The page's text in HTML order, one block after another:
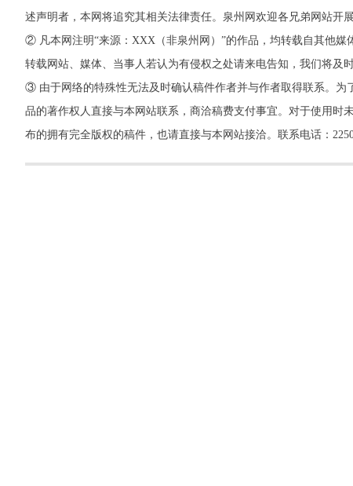
述声明者，本网将追究其相关法律责任。泉州网欢迎各兄弟网站开展
② 凡本网注明“来源：XXX（非泉州网）”的作品，均转载自其他
转载网站、媒体、当事人若认为有侵权之处请来电告知，我们将及时
③ 由于网络的特殊性无法及时确认稿件作者并与作者取得联系。
品的著作权人直接与本网站联系，商洽稿费支付事宜。对于使用
布的拥有完全版权的稿件，也请直接与本网站接洽。联系电话：